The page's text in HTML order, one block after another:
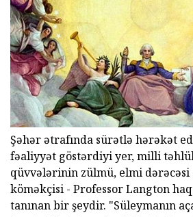
Şəhər ətrafında sürətlə hərəkət
fəaliyyət göstərdiyi yer, milli
qüvvələrinin zülmü, elmi dərəcəsi
köməkçisi - Professor Langton
tanınan bir şeydir. "Süleymanın